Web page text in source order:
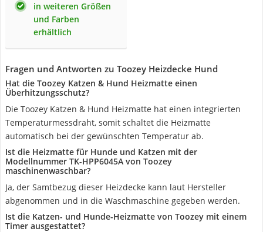
in weiteren Größen
und Farben
erhältlich
Fragen und Antworten zu Toozey Heizdecke Hund
Hat die Toozey Katzen & Hund Heizmatte einen
Überhitzungsschutz?
Die Toozey Katzen & Hund Heizmatte hat einen integrierten
Temperaturmessdraht, somit schaltet die Heizmatte
automatisch bei der gewünschten Temperatur ab.
Ist die Heizmatte für Hunde und Katzen mit der
Modellnummer TK-HPP6045A von Toozey
maschinenwaschbar?
Ja, der Samtbezug dieser Heizdecke kann laut Hersteller
abgenommen und in die Waschmaschine gegeben werden.
Ist die Katzen- und Hunde-Heizmatte von Toozey mit einem
Timer ausgestattet?